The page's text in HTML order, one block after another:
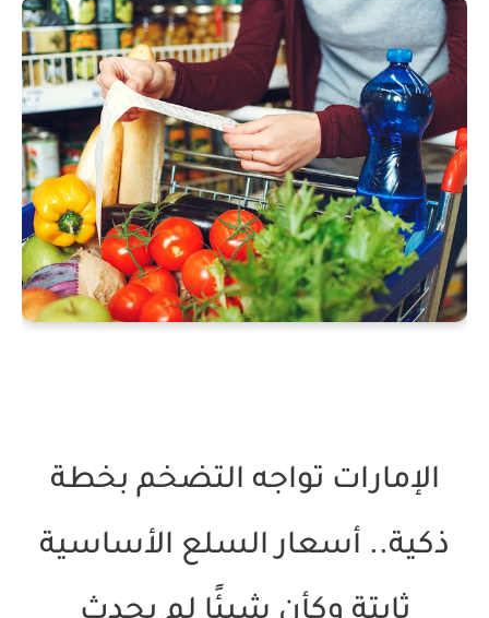
الإمارات تواجه التضخم بخطة
ذكية.. أسعار السلع الأساسية